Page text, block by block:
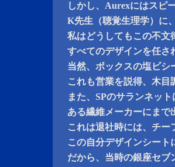
しかし、Aurexにはスピ
K先生（聴覚生理学）に
私はどうしてもこの不文
すべてのデザインを任さ
当然、ボックスの塩ビシ
これも営業を説得、木目
また、SPのサランネッ
ある繊維メーカーにまで
これは退社時には、チー
この自分デザインシート
だから、当時の銀座セブ